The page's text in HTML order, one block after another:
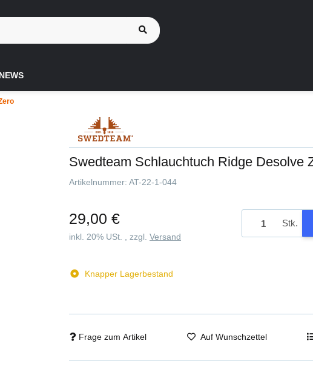
NEWS
Swedteam Schlauchtuch Ridge Desolve
Artikelnummer: AT-22-1-044
29,00 €
inkl. 20% USt. , zzgl. Versand
Knapper Lagerbestand
Stk.
Frage zum Artikel Auf Wunschzettel